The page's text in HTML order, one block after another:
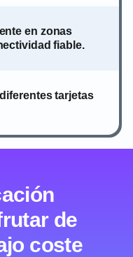
en zonas
fiable.
tarjetas
de
coste